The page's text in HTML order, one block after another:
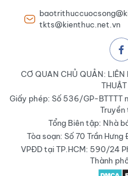
tkts@kienthuc.net.vn
CƠ QUAN CHỦ QUẢN: LIÊN
Giấy phép: Số 536/GP-BTTTT
Truyền
Tổng Biên tập: Nhà
Tòa soạn: Số 70 Trần
VPĐD tại TP.HCM: 590/24
Thành